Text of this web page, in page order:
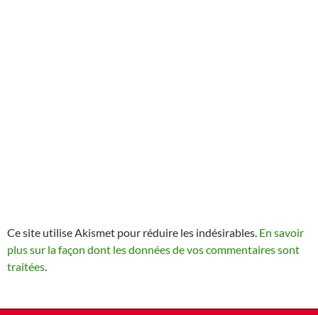
Ce site utilise Akismet pour réduire les indésirables. En savoir
plus sur la façon dont les données de vos commentaires sont
traitées